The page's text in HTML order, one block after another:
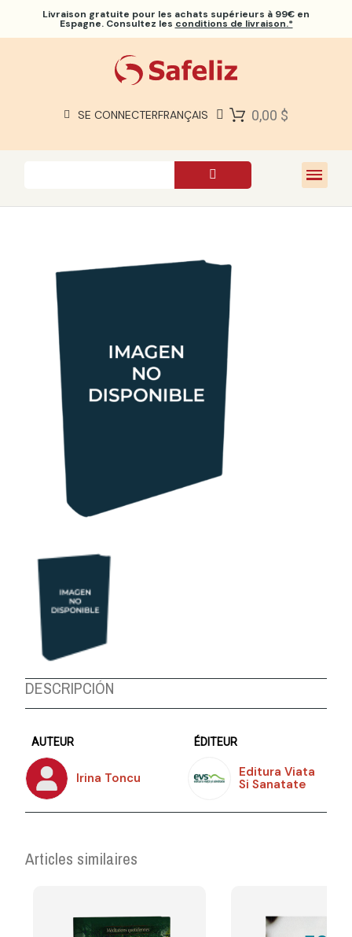
Livraison gratuite pour les achats supérieurs à 99€ en
Espagne. Consultez les conditions de livraison.*
SE CONNECTERFRANÇAIS 0,00 $
À PROPOS DE NOUS
DESCRIPCIÓN
AUTEUR
Irina Toncu
ÉDITEUR
Editura Viata
Si Sanatate
Articles similaires